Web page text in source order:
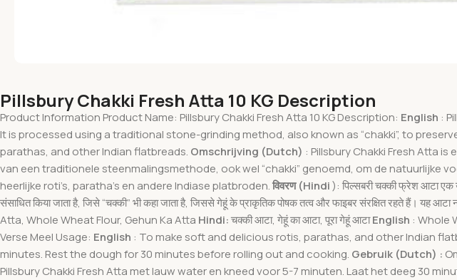
Pillsbury Chakki Fresh Atta 10 KG Description
Product Information Product Name: Pillsbury Chakki Fresh Atta 10 KG Description: English :
It is processed using a traditional stone-grinding method, also known as “chakki”, to
parathas, and other Indian flatbreads. Omschrijving (Dutch) : Pillsbury Chakki Fresh Atta
van een traditionele steenmalingsmethode, ook wel “chakki” genoemd, om de
heerlijke roti’s, paratha’s en andere Indiase platbroden.विवरण (Hindi): पिल्सबरी चक्की फ्रेश आटा एक
संसाधित किया जाता है, जिसे “चक्की” भी कहा जाता है, जिससे गेहूं के प्राकृतिक पोषक तत्व और फाइबर संरक्षित रहते हैं। यह
Atta, Whole Wheat Flour, Gehun Ka Atta Hindi:चक्की आटा, गेहूं का आटा, पूरा गेहूं आटाEnglish : Whole
Verse Meel Usage: English : To make soft and delicious rotis, parathas, and other Indian
minutes. Rest the dough for 30 minutes before rolling out and cooking. Gebruik (Dutch) :
Pillsbury Chakki Fresh Atta met lauw water en kneed voor 5-7 minuten. Laat het deeg 30